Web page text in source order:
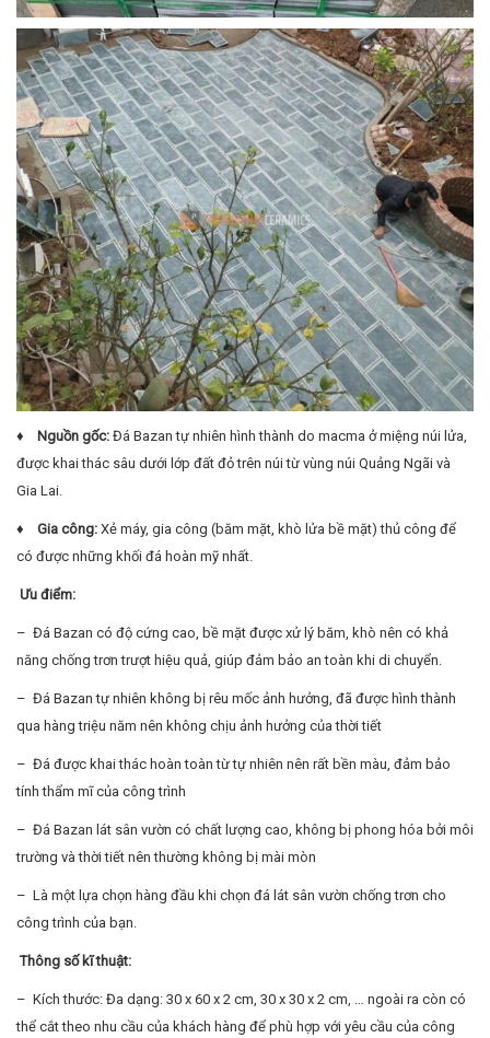
♦ Nguồn gốc: Đá Bazan tự nhiên hình thành do macma ở miệng núi lửa,
được khai thác sâu dưới lớp đất đỏ trên núi từ vùng núi Quảng Ngãi và
Gia Lai.
♦ Gia công: Xẻ máy, gia công (băm mặt, khò lửa bề mặt) thủ công để
có được những khối đá hoàn mỹ nhất.
Ưu điểm:
– Đá Bazan có độ cứng cao, bề mặt được xử lý băm, khò nên có khả
năng chống trơn trượt hiệu quả, giúp đảm bảo an toàn khi di chuyển.
– Đá Bazan tự nhiên không bị rêu mốc ảnh hưởng, đã được hình thành
qua hàng triệu năm nên không chịu ảnh hưởng của thời tiết
– Đá được khai thác hoàn toàn từ tự nhiên nên rất bền màu, đảm bảo
tính thẩm mĩ của công trình
– Đá Bazan lát sân vườn có chất lượng cao, không bị phong hóa bởi môi
trường và thời tiết nên thường không bị mài mòn
– Là một lựa chọn hàng đầu khi chọn đá lát sân vườn chống trơn cho
công trình của bạn.
Thông số kĩ thuật:
– Kích thước: Đa dạng: 30 x 60 x 2 cm, 30 x 30 x 2 cm, … ngoài ra còn có
thể cắt theo nhu cầu của khách hàng để phù hợp với yêu cầu của công